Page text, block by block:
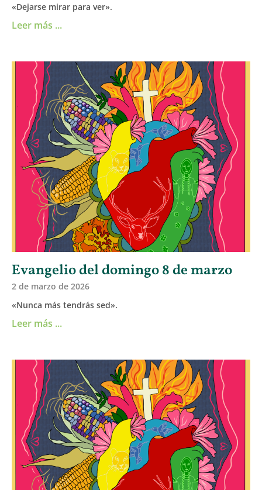
«Dejarse mirar para ver».
Leer más ...
Evangelio del domingo 8 de marzo
2 de marzo de 2026
«Nunca más tendrás sed».
Leer más ...